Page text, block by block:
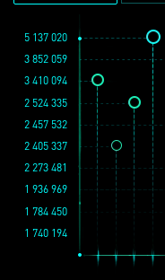
1 936 969
3 852 059
2 457 532
1 784 450
2 273 481
1 740 194
5 137 020
2 524 335
2 405 337
3 410 094